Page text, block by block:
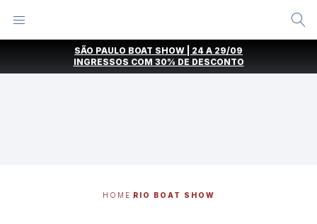
SÃO PAULO BOAT SHOW | 24 A 29/09
INGRESSOS COM 30% DE DESCONTO
HOME RIO BOAT SHOW